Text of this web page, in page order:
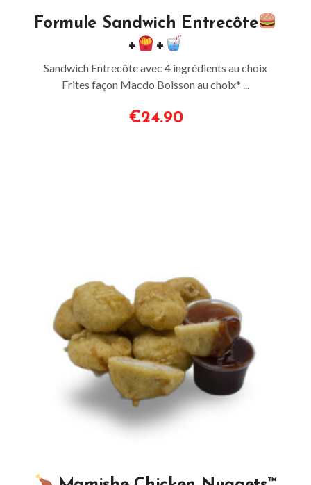
Formule Sandwich Entrecôte
+
+
Sandwich Entrecôte avec 4 ingrédients au choix
Frites façon Macdo Boisson au choix* ...
€24.90